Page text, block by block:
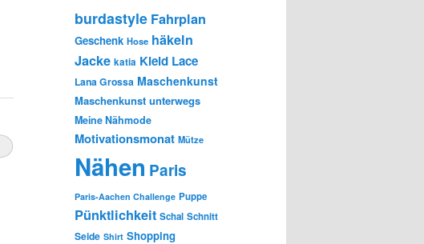
burdastyle Fahrplan
Geschenk Hose häkeln
Jacke katia Kleid Lace
Lana Grossa Maschenkunst
Maschenkunst unterwegs
Meine Nähmode
Motivationsmonat Mütze
Nähen Paris
Paris-Aachen Challenge Puppe
Pünktlichkeit Schal Schnitt
Seide Shirt Shopping